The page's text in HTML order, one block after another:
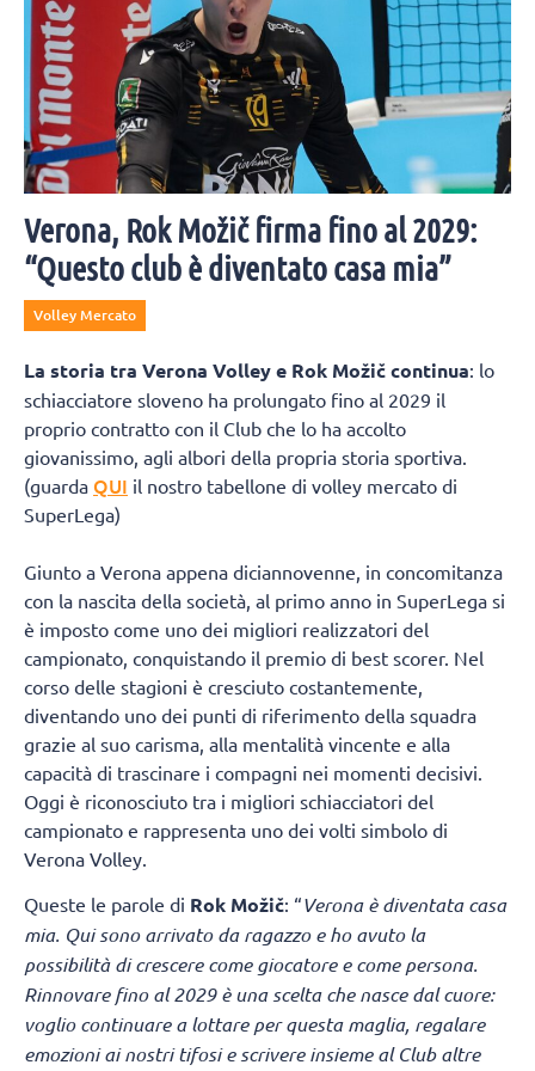
Verona, Rok Možič firma fino al 2029:
“Questo club è diventato casa mia”
Volley Mercato
La storia tra Verona Volley e Rok Možič continua: lo
schiacciatore sloveno ha prolungato fino al 2029 il
proprio contratto con il Club che lo ha accolto
giovanissimo, agli albori della propria storia sportiva.
(guarda QUI il nostro tabellone di volley mercato di
SuperLega)
Giunto a Verona appena diciannovenne, in concomitanza
con la nascita della società, al primo anno in SuperLega si
è imposto come uno dei migliori realizzatori del
campionato, conquistando il premio di best scorer. Nel
corso delle stagioni è cresciuto costantemente,
diventando uno dei punti di riferimento della squadra
grazie al suo carisma, alla mentalità vincente e alla
capacità di trascinare i compagni nei momenti decisivi.
Oggi è riconosciuto tra i migliori schiacciatori del
campionato e rappresenta uno dei volti simbolo di
Verona Volley.
Queste le parole di Rok Možič: “Verona è diventata casa
mia. Qui sono arrivato da ragazzo e ho avuto la
possibilità di crescere come giocatore e come persona.
Rinnovare fino al 2029 è una scelta che nasce dal cuore:
voglio continuare a lottare per questa maglia, regalare
emozioni ai nostri tifosi e scrivere insieme al Club altre